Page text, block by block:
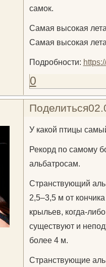
самок.
Самая высокая
Самая высокая
Подробности:
0
Поделиться
У какой птицы
Рекорд по самому
альбатросам.
Странствующий
2,5–3,5 м от
крыльев, когда-
существуют и
более 4 м.
Странствующие